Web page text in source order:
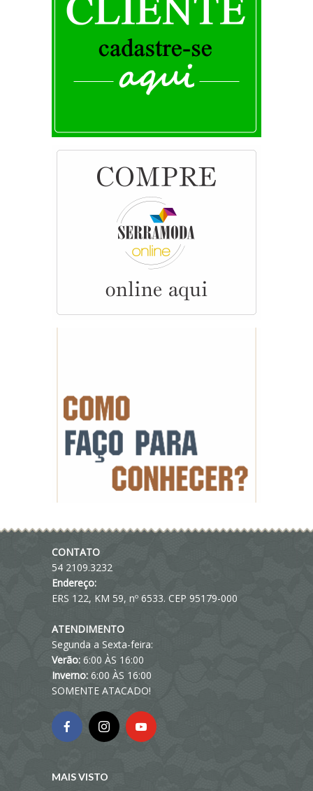
CONTATO
54 2109.3232
Endereço:
ERS 122, KM 59, nº 6533. CEP 95179-000
ATENDIMENTO
Segunda a Sexta-feira:
Verão: 6:00 ÀS 16:00
Inverno: 6:00 ÀS 16:00
SOMENTE ATACADO!
MAIS VISTO